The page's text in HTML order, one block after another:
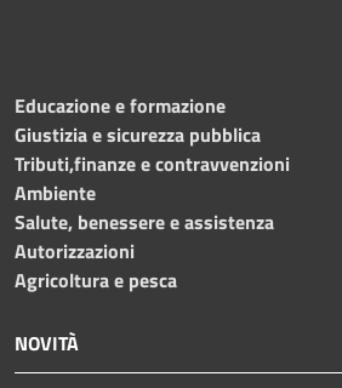
Educazione e formazione
Giustizia e sicurezza pubblica
Tributi,finanze e contravvenzioni
Ambiente
Salute, benessere e assistenza
Autorizzazioni
Agricoltura e pesca
NOVITÀ